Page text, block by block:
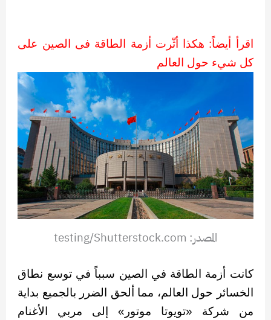
اقرأ أيضاً: هكذا أثّرت أزمة الطاقة فى الصين على
كل شيء حول العالم
المصدر: testing/Shutterstock.com
كانت أزمة الطاقة في الصين سبباً في توسع نطاق
الخسائر حول العالم، مما ألحق الضرر بالجميع بداية
من شركة «تويوتا موتور» إلى مربي الأغنام